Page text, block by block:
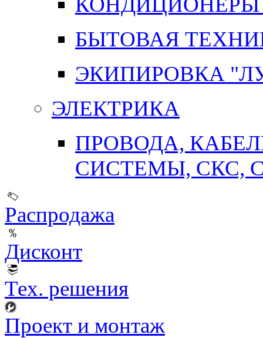
БЫТОВАЯ
ЭКИПИРОВКА
ЭЛЕКТРИКА
ПРОВОДА,
СИСТЕМЫ, СКС,
Распродажа
Дисконт
Тех. решения
Проект и монтаж